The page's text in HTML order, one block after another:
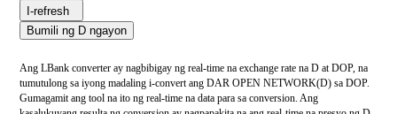
I-refresh
Bumili ng D ngayon
Ang LBank converter ay nagbibigay ng real-time na exchange rate na D at DOP, na
tumutulong sa iyong madaling i-convert ang DAR OPEN NETWORK(D) sa DOP.
Gumagamit ang tool na ito ng real-time na data para sa conversion. Ang